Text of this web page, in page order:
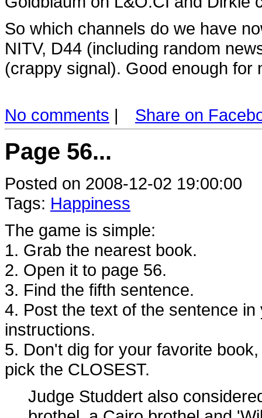
So which channels do we have
NITV, D44 (including random
(crappy signal). Good enough for
No comments | Share on
Page 56...
Posted on 2008-12-02 19:00:00
Tags: Happiness
The game is simple:
1. Grab the nearest book.
2. Open it to page 56.
3. Find the fifth sentence.
4. Post the text of the sentence
instructions.
5. Don't dig for your favorite
pick the CLOSEST.
Judge Studdert also